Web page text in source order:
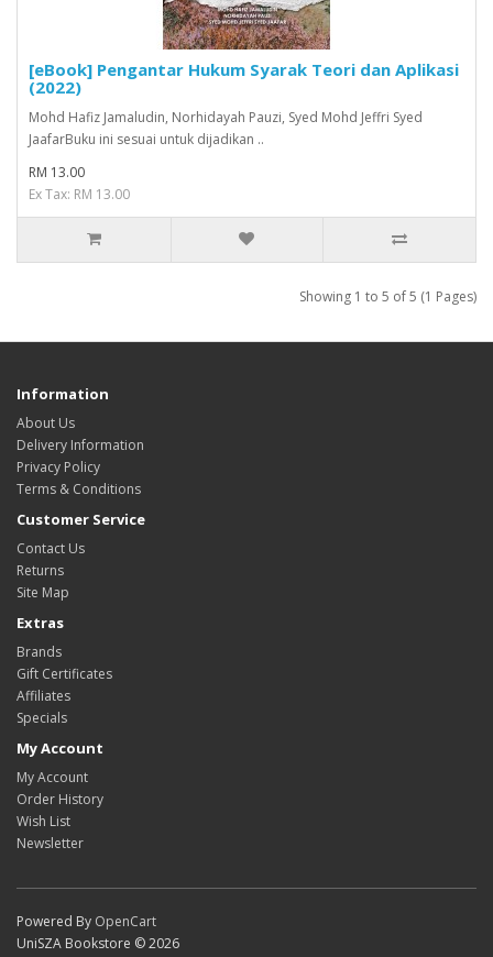
[eBook] Pengantar Hukum Syarak Teori dan Aplikasi
(2022)
Mohd Hafiz Jamaludin, Norhidayah Pauzi, Syed Mohd Jeffri Syed
JaafarBuku ini sesuai untuk dijadikan ..
RM 13.00
Ex Tax: RM 13.00
Showing 1 to 5 of 5 (1 Pages)
Information
About Us
Delivery Information
Privacy Policy
Terms & Conditions
Customer Service
Contact Us
Returns
Site Map
Extras
Brands
Gift Certificates
Affiliates
Specials
My Account
My Account
Order History
Wish List
Newsletter
Powered By OpenCart
UniSZA Bookstore © 2026